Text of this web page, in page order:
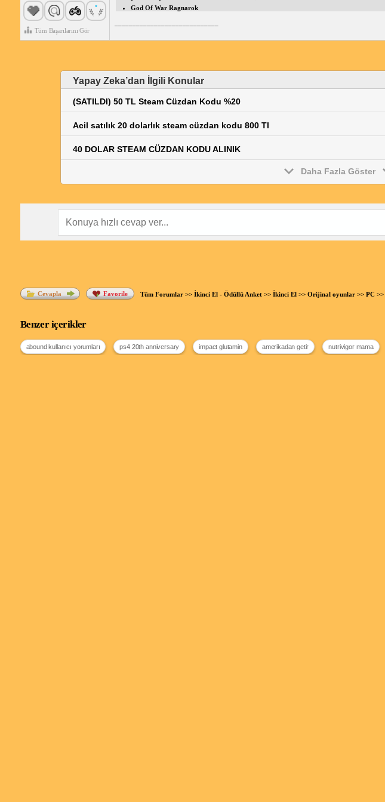
Tüm Başarılarını Gör
God Of War Ragnarok
Yapay Zeka’dan İlgili Konular
(SATILDI) 50 TL Steam Cüzdan Kodu %20
Acil satılık 20 dolarlık steam cüzdan kodu 800 Tl
40 DOLAR STEAM CÜZDAN KODU ALINIK
Daha Fazla Göster
Cevapla Favorile Tüm Forumlar>> İkinci El - Ödüllü Anket>> İkinci El>> Orijinal oyunlar>> PC>>
Benzer içerikler
abound kullanıcı yorumları ps4 20th anniversary impact glutamin amerikadan getir nutrivigor mama